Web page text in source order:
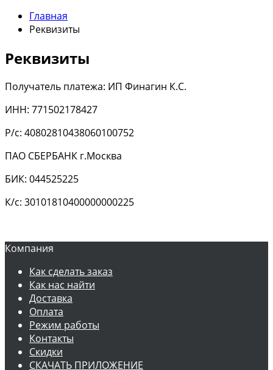
Главная
Реквизиты
Реквизиты
Получатель платежа: ИП Финагин К.С.
ИНН: 771502178427
Р/с: 40802810438060100752
ПАО СБЕРБАНК г.Москва
БИК: 044525225
К/с: 30101810400000000225
Компания
Как сделать заказ
Как нас найти
Доставка
Оплата
Режим работы
Контакты
Скидки
СКАЧАТЬ ПРИЛОЖЕНИЕ